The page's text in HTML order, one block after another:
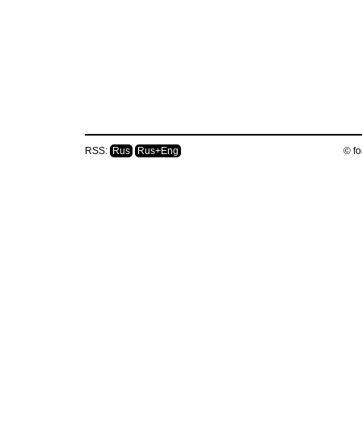
RSS: Rus Rus+Eng ©